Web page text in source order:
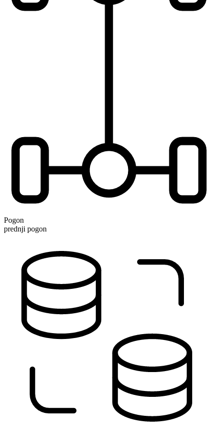
Pogon
prednji pogon